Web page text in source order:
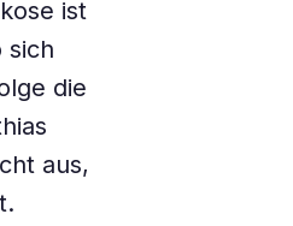
ist
sich
die
aus,